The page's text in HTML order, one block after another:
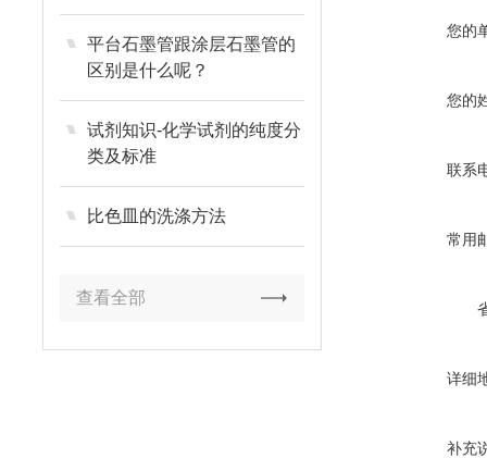
平台石墨管跟涂层石墨管的
区别是什么呢？
试剂知识-化学试剂的纯度分
类及标准
比色皿的洗涤方法
查看全部
您的
您的
联系
常用
详细
补充